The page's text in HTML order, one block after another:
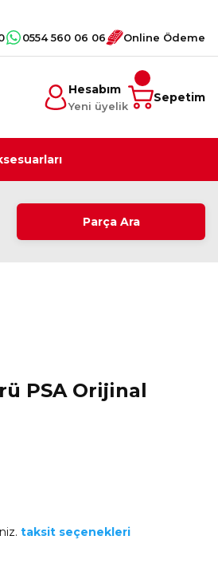
0554 560 06 06 Online Ödeme
Hesabım
Yeni üyelik
Sepetim
Parça Ara
PSA Orijinal
taksit seçenekleri